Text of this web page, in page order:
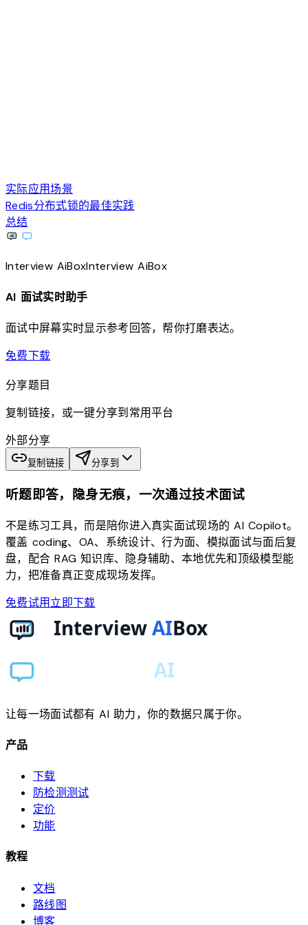
实际应用场景
Redis分布式锁的最佳实践
总结
Interview AiBoxInterviewAiBox
AI 面试实时助手
面试中屏幕实时显示参考回答，帮你打磨表达。
免费下载download
分享题目
复制链接，或一键分享到常用平台
外部分享
复制链接 分享到
听题即答，隐身无痕，一次通过技术面试
不是练习工具，而是陪你进入真实面试现场的 AI Copilot。
覆盖 coding、OA、系统设计、行为面、模拟面试与面后复
盘，配合 RAG 知识库、隐身辅助、本地优先和顶级模型能
力，把准备真正变成现场发挥。
免费试用立即下载
让每一场面试都有 AI 助力，你的数据只属于你。
产品
下载
防检测测试
定价
功能
教程
文档
路线图
博客